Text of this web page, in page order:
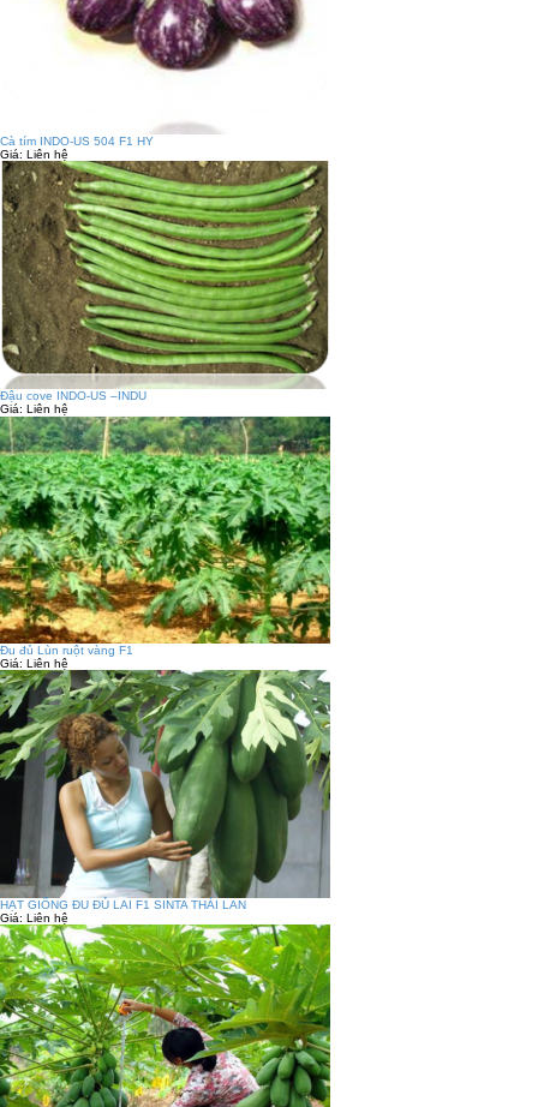
Cà tím INDO-US 504 F1 HY
Giá: Liên hệ
Đậu cove INDO-US –INDU
Giá: Liên hệ
Đu đủ Lùn ruột vàng F1
Giá: Liên hệ
HẠT GIỐNG ĐU ĐỦ LAI F1 SINTA THÁI LAN
Giá: Liên hệ